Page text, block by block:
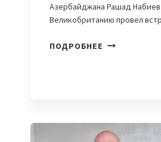
Азербайджана Рашад Набиев
Великобританию провел
ПОДРОБНЕЕ АЗЕРБАЙДЖАН
СФЕРЕ
ИНТЕГРАЦИИ